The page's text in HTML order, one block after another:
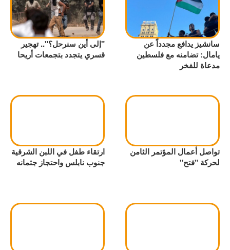
سانشيز يدافع مجدداً عن
يامال: تضامنه مع فلسطين
مدعاة للفخر
"إلى أين سنرحل؟".. تهجير
قسري يتجدد بتجمعات أريحا
تواصل أعمال المؤتمر الثامن
لحركة "فتح"
ارتقاء طفل في اللبن الشرقية
جنوب نابلس واحتجاز جثمانه